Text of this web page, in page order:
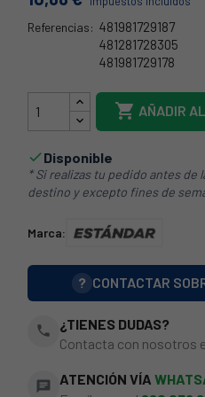
Referencias: 481981729187
481281728305
481981729178
 AÑADIR
Disponible
* Si realizas tu pedido antes de
destino y excepto fines de
Marca:
? CONTACTAR
phone
¿TIENES DUDAS?
Contacta con nosotros
chat ATENCIÓN VÍA